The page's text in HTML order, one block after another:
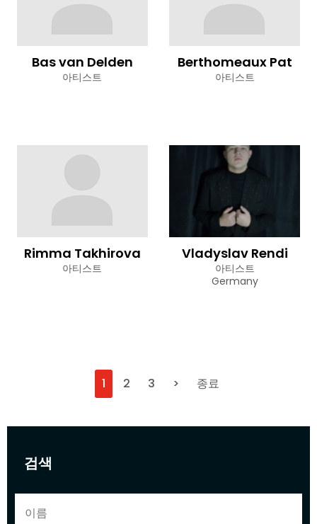
검색
Bas van Delden
아티스트
Berthomeaux Pat
아티스트
Rimma Takhirova
아티스트
Vladyslav Rendi
아티스트
Germany
1 2 3 > 종료